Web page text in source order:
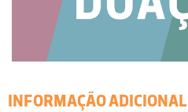
INFORMAÇÃO ADICIONAL